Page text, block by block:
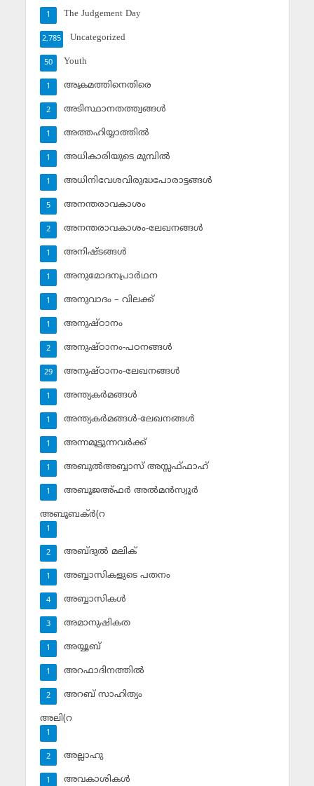
The Judgement Day
1
Uncategorized
2,785
Youth
50
അക്രമത്തിനെതിരെ
1
അടിസ്ഥാനതത്ത്വങ്ങള്‍
2
അത്തഹിയ്യാത്തില്‍
1
അധികാരിയുടെ മുമ്പില്‍
1
അധിനിവേശവിരുദ്ധപോരാട്ടങ്ങള്‍
1
അനന്തരാവകാശം
5
അനന്തരാവകാശം-ലേഖനങ്ങള്‍
2
അനിഷ്ടങ്ങള്‍
1
അനുമോദനപ്രാര്‍ഥന
1
അനുവാദം – വിലക്ക്‌
1
അനുഷ്ഠാനം
1
അനുഷ്ഠാനം-പഠനങ്ങള്‍
2
അനുഷ്ഠാനം-ലേഖനങ്ങള്‍
29
അന്ത്യകര്‍മങ്ങള്‍
1
അന്ത്യകര്‍മങ്ങള്‍-ലേഖനങ്ങള്‍
1
അന്നമൂട്ടുന്നവര്‍ക്ക്
1
അബുല്‍അബ്ബാസ് അസ്സഫ്ഫാഹ്‌
1
അബൂജഅ്ഫര്‍ അല്‍മന്‍സ്വൂര്‍
1
അബൂബക്ര്‍(റ
1
അബ്ദുല്‍ മലിക്‌
2
അബ്ബാസികളുടെ പതനം
1
അബ്ബാസികള്‍
4
അമാനുഷികത
3
അയ്യൂബ്‌
1
അറഫാദിനത്തില്‍
1
അറബ് സാഹിത്യം
2
അലി(റ
1
അല്ലാഹു
2
അവകാശികള്‍
1